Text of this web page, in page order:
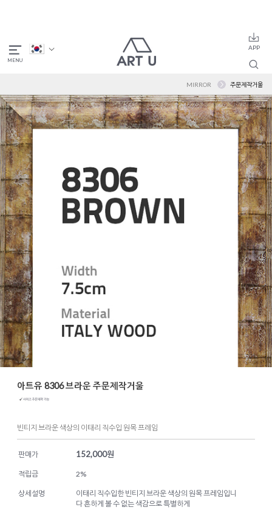
MIRROR 주문제작거울
아트유 8306 브라운 주문제작거울
빈티지 브라운 색상의 이태리 직수입 원목 프레임
판매가 152,000원
적립금 2%
상세설명
이태리 직수입한 빈티지 브라운 색상의 원목 프레임입니
다 흔하게 볼 수 없는 색감으로 특별하게